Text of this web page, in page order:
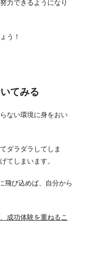
力できるようになり
う！
てみる
ない環境に身をおい
ダラダラしてしま
てしまいます。
飛び込めば、自分から
成功体験を重ねるこ